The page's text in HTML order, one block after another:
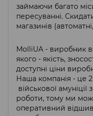
займаючи багато
пересуванні.
магазинів
MolliUA - виробник
якого - якість,
доступні ціни
Наша компанія - це
військової
роботи, тому ми
оперативний